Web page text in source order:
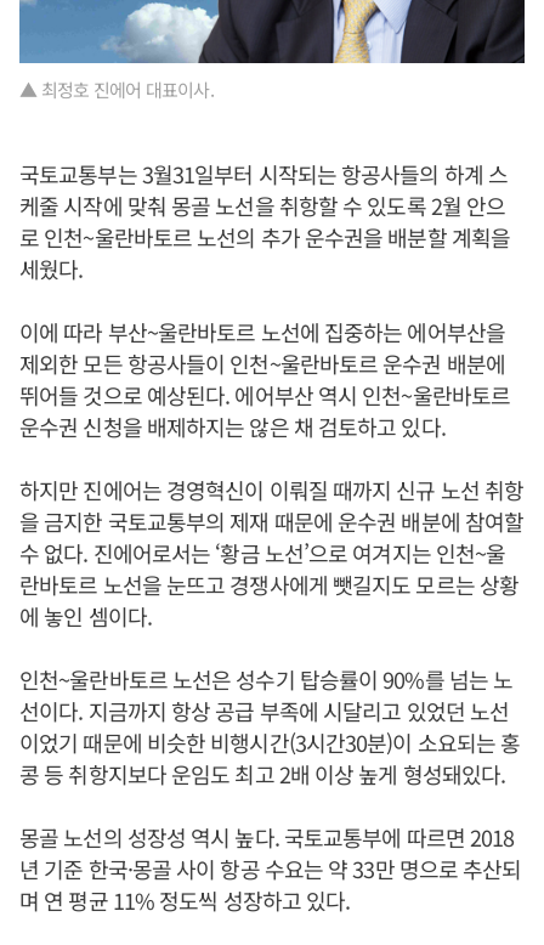
▲ 최정호 진에어 대표이사.
국토교통부는 3월31일부터 시작되는 항공사들의 하계 스
케줄 시작에 맞춰 몽골 노선을 취항할 수 있도록 2월 안으
로 인천~울란바토르 노선의 추가 운수권을 배분할 계획을
세웠다.
이에 따라 부산~울란바토르 노선에 집중하는 에어부산을
제외한 모든 항공사들이 인천~울란바토르 운수권 배분에
뛰어들 것으로 예상된다. 에어부산 역시 인천~울란바토르
운수권 신청을 배제하지는 않은 채 검토하고 있다.
하지만 진에어는 경영혁신이 이뤄질 때까지 신규 노선 취항
을 금지한 국토교통부의 제재 때문에 운수권 배분에 참여할
수 없다. 진에어로서는 ‘황금 노선’으로 여겨지는 인천~울
란바토르 노선을 눈뜨고 경쟁사에게 뺏길지도 모르는 상황
에 놓인 셈이다.
인천~울란바토르 노선은 성수기 탑승률이 90%를 넘는 노
선이다. 지금까지 항상 공급 부족에 시달리고 있었던 노선
이었기 때문에 비슷한 비행시간(3시간30분)이 소요되는 홍
콩 등 취항지보다 운임도 최고 2배 이상 높게 형성돼있다.
몽골 노선의 성장성 역시 높다. 국토교통부에 따르면 2018
년 기준 한국·몽골 사이 항공 수요는 약 33만 명으로 추산되
며 연 평균 11% 정도씩 성장하고 있다.